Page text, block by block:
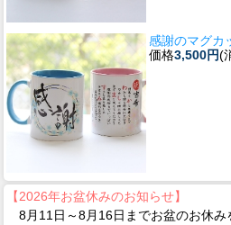
感謝のマグカ
価格3,500円(
【2026年お盆休みのお知らせ】
8月11日～8月16日までお盆のお休み